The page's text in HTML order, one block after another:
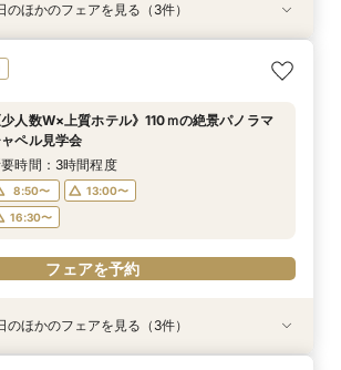
ンライン相談会》スマホで参加OK◎見積り×
付き
18:00〜
フェアを予約
日限定】ゆったり全館見学&ご相談フェア＼
特典付き／
12:00〜
フェアを予約
ホ・PCで叶うオンライン相談会！少人数W
相談も大歓迎
12:00〜
フェアを予約
のほかのフェアを見る（3件）
少人数W×上質ホテル》110ｍの絶景パノラマ
ペル見学会
時間：3時間程度
8:50〜
13:00〜
16:30〜
フェアを予約
のほかのフェアを見る（3件）